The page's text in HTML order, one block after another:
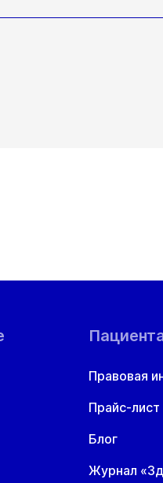
Правовая
Прайс-лист
Блог
Журнал